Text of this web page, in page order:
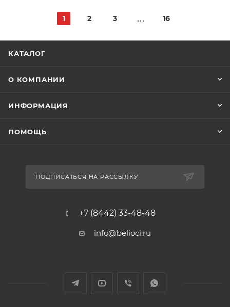
1 2 3 16
КАТАЛОГ
О КОМПАНИИ
ИНФОРМАЦИЯ
ПОМОЩЬ
ПОДПИСАТЬСЯ НА РАССЫЛКУ
+7 (8442) 33-48-48
info@belioci.ru